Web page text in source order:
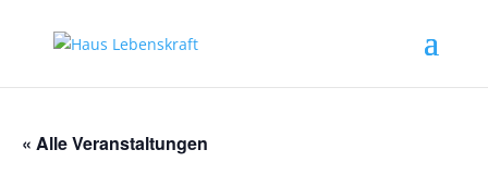
« Alle Veranstaltungen